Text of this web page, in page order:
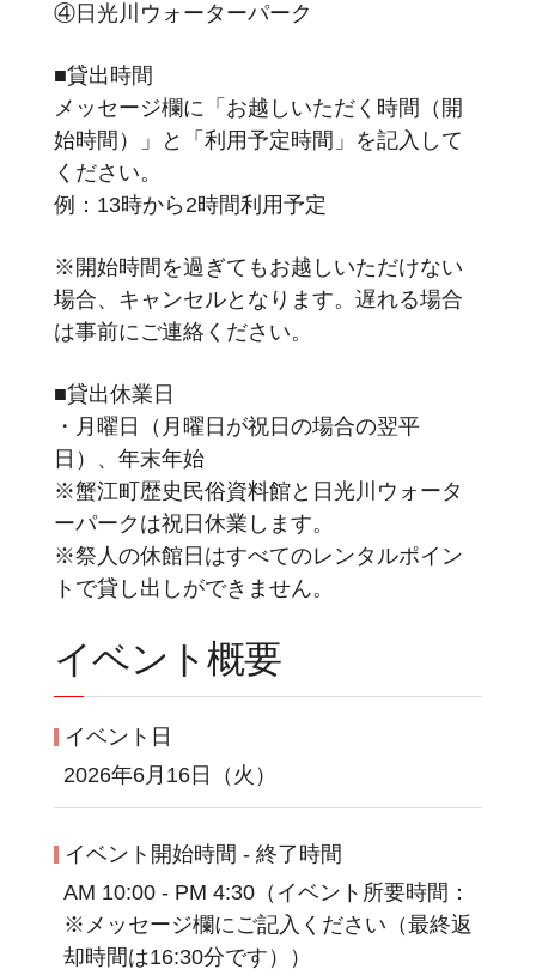
④日光川ウォーターパーク
■貸出時間
メッセージ欄に「お越しいただく時間（開
始時間）」と「利用予定時間」を記入して
ください。
例：13時から2時間利用予定
※開始時間を過ぎてもお越しいただけない
場合、キャンセルとなります。遅れる場合
は事前にご連絡ください。
■貸出休業日
・月曜日（月曜日が祝日の場合の翌平
日）、年末年始
※蟹江町歴史民俗資料館と日光川ウォータ
ーパークは祝日休業します。
※祭人の休館日はすべてのレンタルポイン
トで貸し出しができません。
イベント概要
イベント日
2026年6月16日（火）
イベント開始時間 - 終了時間
AM 10:00 - PM 4:30（イベント所要時間：
※メッセージ欄にご記入ください（最終返
却時間は16:30分です））